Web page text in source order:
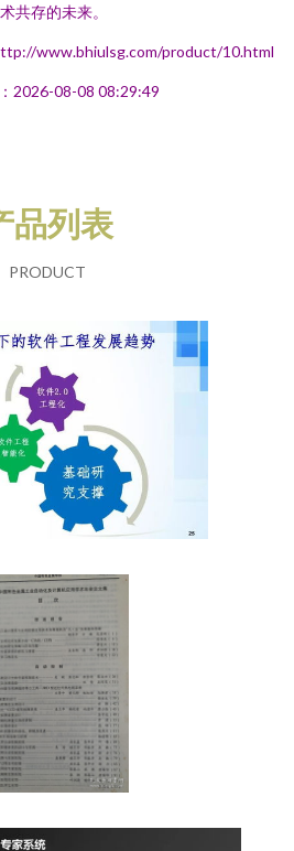
共存的未来。
www.bhiulsg.com/product/10.html
2026-08-08 08:29:49
品列表
PRODUCT